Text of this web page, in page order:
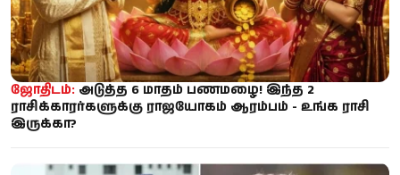
ஜோதிடம்: அடுத்த 6 மாதம் பணமழை! இந்த 2
ராசிக்காரர்களுக்கு ராஜயோகம் ஆரம்பம் - உங்க ராசி
இருக்கா?